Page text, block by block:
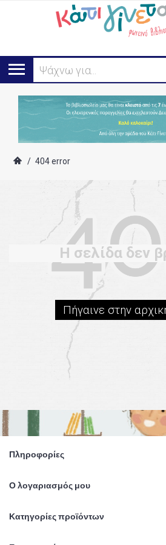
Ψάχνω για...
/ 404 error
Η σελίδα δεν
Πήγαινε στην
Πληροφορίες
Ο λογαριασμός μου
Κατηγορίες προϊόντων